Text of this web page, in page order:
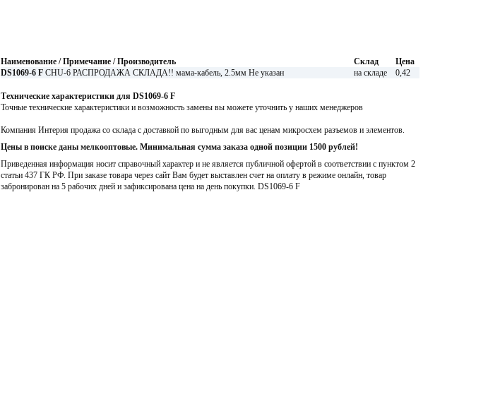
Наименование / Примечание / Производитель Склад
Цена
DS1069-6 F CHU-6 РАСПРОДАЖА СКЛАДА!! мама-кабель, 2.5мм Не указан на складе 0,42
Технические характеристики для DS1069-6 F
Точные технические характеристики и возможность замены вы можете уточнить у наших менеджеров
Компания Интерия продажа со склада с доставкой по выгодным для вас ценам микросхем разъемов и элементов.
Цены в поиске даны мелкооптовые. Минимальная сумма заказа одной позиции 1500 рублей!
Приведенная информация носит справочный характер и не является публичной офертой в соответствии с пунктом 2
статьи 437 ГК РФ. При заказе товара через сайт Вам будет выставлен счет на оплату в режиме онлайн, товар
забронирован на 5 рабочих дней и зафиксирована цена на день покупки. DS1069-6 F